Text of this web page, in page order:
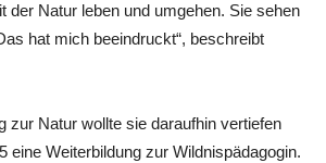
der Natur leben und umgehen. Sie sehen
hat mich beeindruckt“, beschreibt
zur Natur wollte sie daraufhin vertiefen
eine Weiterbildung zur Wildnispädagogin.